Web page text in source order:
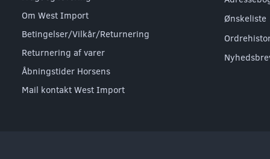
Om West Import
Betingelser/Vilkår/Returnering
Returnering af varer
Åbningstider Horsens
Mail kontakt West Import
Ønskeliste